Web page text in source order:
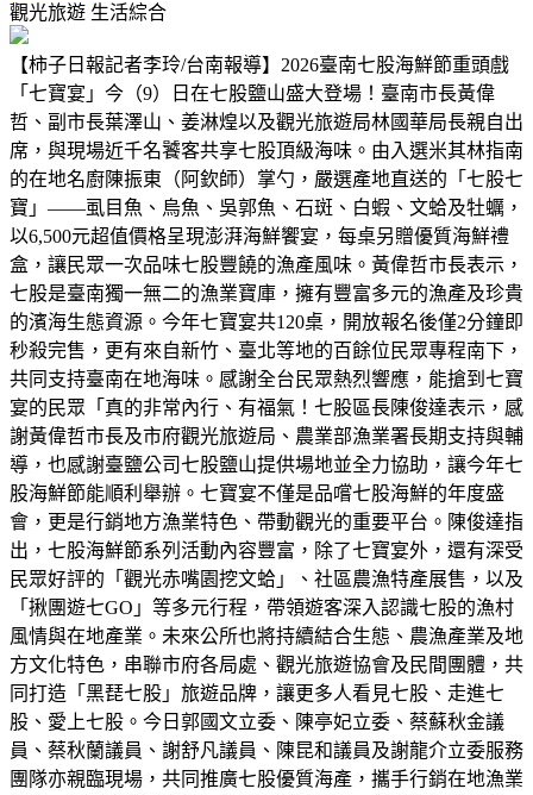
觀光旅遊 生活綜合
【柿子日報記者李玲/台南報導】2026臺南七股海鮮節重頭戲
「七寶宴」今（9）日在七股鹽山盛大登場！臺南市長黃偉
哲、副市長葉澤山、姜淋煌以及觀光旅遊局林國華局長親自出
席，與現場近千名饕客共享七股頂級海味。由入選米其林指南
的在地名廚陳振東（阿欽師）掌勺，嚴選產地直送的「七股七
寶」——虱目魚、烏魚、吳郭魚、石斑、白蝦、文蛤及牡蠣，
以6,500元超值價格呈現澎湃海鮮饗宴，每桌另贈優質海鮮禮
盒，讓民眾一次品味七股豐饒的漁產風味。黃偉哲市長表示，
七股是臺南獨一無二的漁業寶庫，擁有豐富多元的漁產及珍貴
的濱海生態資源。今年七寶宴共120桌，開放報名後僅2分鐘即
秒殺完售，更有來自新竹、臺北等地的百餘位民眾專程南下，
共同支持臺南在地海味。感謝全台民眾熱烈響應，能搶到七寶
宴的民眾「真的非常內行、有福氣！七股區長陳俊達表示，感
謝黃偉哲市長及市府觀光旅遊局、農業部漁業署長期支持與輔
導，也感謝臺鹽公司七股鹽山提供場地並全力協助，讓今年七
股海鮮節能順利舉辦。七寶宴不僅是品嚐七股海鮮的年度盛
會，更是行銷地方漁業特色、帶動觀光的重要平台。陳俊達指
出，七股海鮮節系列活動內容豐富，除了七寶宴外，還有深受
民眾好評的「觀光赤嘴園挖文蛤」、社區農漁特產展售，以及
「揪團遊七GO」等多元行程，帶領遊客深入認識七股的漁村
風情與在地產業。未來公所也將持續結合生態、農漁產業及地
方文化特色，串聯市府各局處、觀光旅遊協會及民間團體，共
同打造「黑琵七股」旅遊品牌，讓更多人看見七股、走進七
股、愛上七股。今日郭國文立委、陳亭妃立委、蔡蘇秋金議
員、蔡秋蘭議員、謝舒凡議員、陳昆和議員及謝龍介立委服務
團隊亦親臨現場，共同推廣七股優質海產，攜手行銷在地漁業